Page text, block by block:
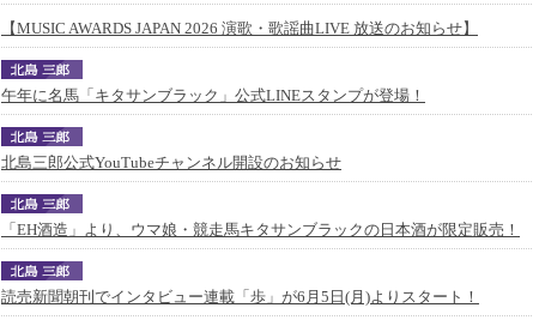
【MUSIC AWARDS JAPAN 2026 演歌・歌謡曲LIVE 放送のお知らせ】
午年に名馬「キタサンブラック」公式LINEスタンプが登場！
北島三郎公式YouTubeチャンネル開設のお知らせ
「EH酒造」より、ウマ娘・競走馬キタサンブラックの日本酒が限定販売！
読売新聞朝刊でインタビュー連載「歩」が6月5日(月)よりスタート！